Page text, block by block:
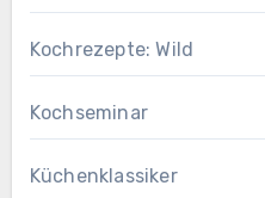
Kochrezepte: Wild
Kochseminar
Küchenklassiker